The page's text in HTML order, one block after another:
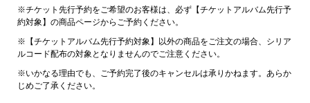
※チケット先行予約をご希望のお客様は、必ず【チケットアルバム先行予
約対象】の商品ページからご予約ください。
※【チケットアルバム先行予約対象】以外の商品をご注文の場合、シリア
ルコード配布の対象となりませんのでご注意ください。
※いかなる理由でも、ご予約完了後のキャンセルは承りかねます。あらか
じめご了承ください。